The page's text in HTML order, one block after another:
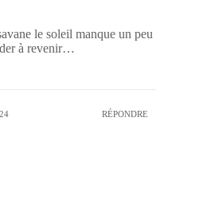
le soleil manque un peu
à revenir…
RÉPONDRE